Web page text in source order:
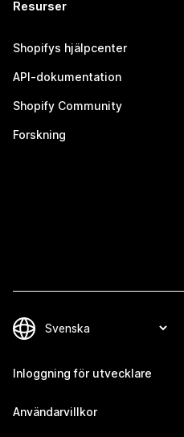
Resurser
Shopifys hjälpcenter
API-dokumentation
Shopify Community
Forskning
Inloggning för utvecklare
Användarvillkor